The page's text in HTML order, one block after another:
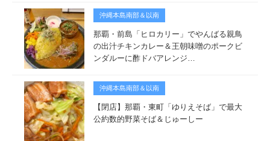
沖縄本島南部＆以南
那覇・前島「ヒロカリー」でやんばる親鳥
の出汁チキンカレー＆王朝味噌のポークビ
ンダルーに酢ドバアレンジ…
沖縄本島南部＆以南
【閉店】那覇・東町「ゆりえそば」で最大
公約数的野菜そば＆じゅーしー